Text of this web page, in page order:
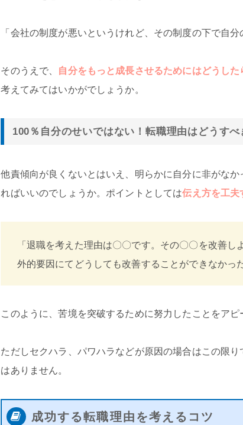
「会社の制度が悪いというけれど、その制度の下で自分
そのうえで、 自分をもっと成長させるためにはどうした
考えてみてはいかがでしょうか。
100％自分のせいではない！転職理由はどうすべ
他責傾向が良くないとはいえ、明らかに自分に非がな
ればいいのでしょうか。ポイントとしては伝え方を工夫
「退職を考えた理由は〇〇です。その〇〇を改善
外的要因にてどうしても改善することができなかっ
このように、苦境を突破するために努力したことをアピ
ただしセクハラ、パワハラなどが原因の場合はこの限
はありません。
成功する転職理由を考えるコツ